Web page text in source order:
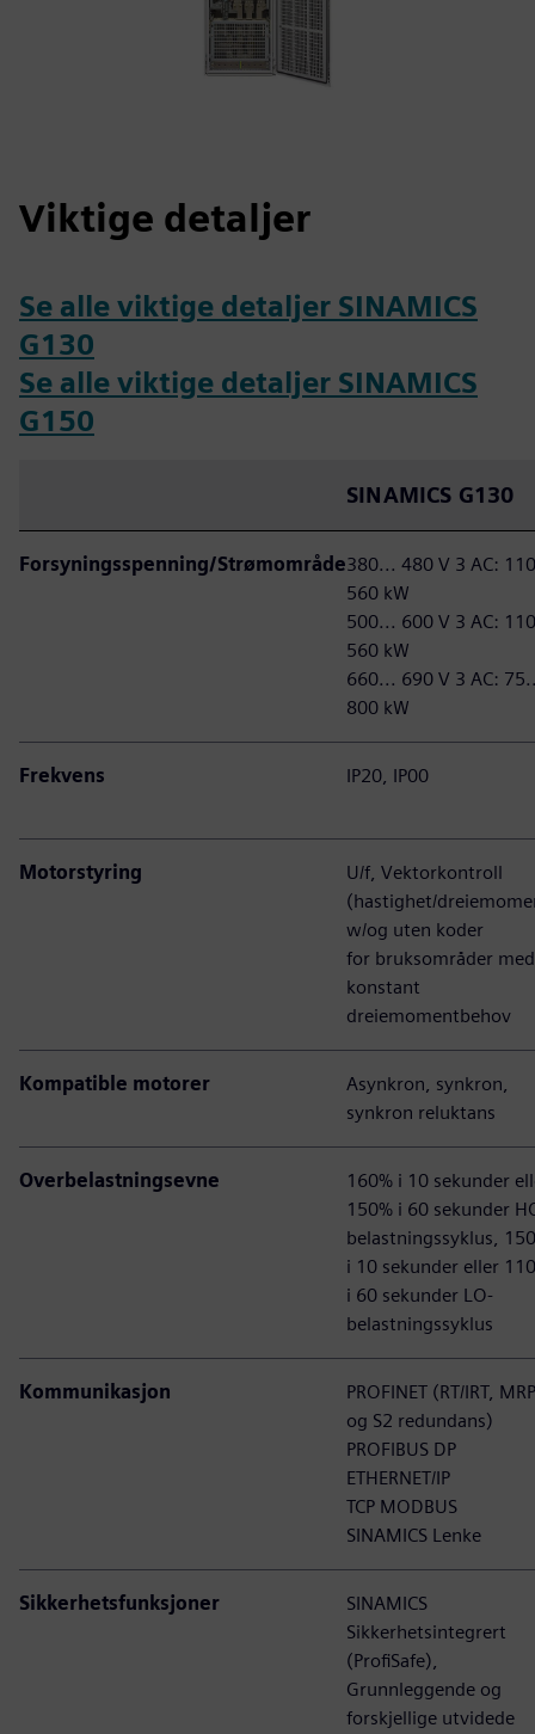
Viktige detaljer
Se alle viktige detaljer SINAMICS
G130
Se alle viktige detaljer SINAMICS
G150
SINAMICS G130
Forsyningsspenning/Strømområde380... 480 V 3 AC:
560 kW
500... 600 V 3 AC:
560 kW
660... 690 V 3 AC:
800 kW
Frekvens IP20, IP00
Motorstyring
U/f, Vektorkontroll
(hastighet/
w/og uten koder
for bruksområder med
konstant
dreiemomentbehov
Kompatible motorer
Asynkron, synkron,
synkron reluktans
Overbelastningsevne
160% i 10 sekunder
150% i 60 sekunder
belastningssyklus,
i 10 sekunder eller
i 60 sekunder LO-
belastningssyklus
Kommunikasjon
PROFINET (RT/IRT, MRP
og S2 redundans)
PROFIBUS DP
ETHERNET/IP
TCP MODBUS
SINAMICS Lenke
Sikkerhetsfunksjoner
SINAMICS
Sikkerhetsintegrert
(ProfiSafe),
Grunnleggende og
forskjellige utvidede